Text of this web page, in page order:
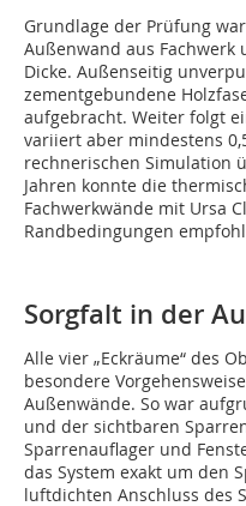
Grundlage der Prüfung
Außenwand aus Fachwerk
Dicke. Außenseitig
zementgebundene
aufgebracht. Weiter folgt
variiert aber mindestens
rechnerischen Simulation
Jahren konnte die
Fachwerkwände mit Ursa
Randbedingungen
Sorgfalt in der
Alle vier „Eckräume“ des
besondere
Außenwände. So war
und der sichtbaren
Sparrenauflager und
das System exakt um den
luftdichten Anschluss des